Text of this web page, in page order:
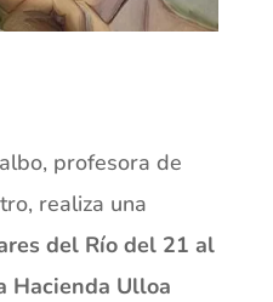
profesora de
realiza una
del Río del 21 al
Hacienda Ulloa